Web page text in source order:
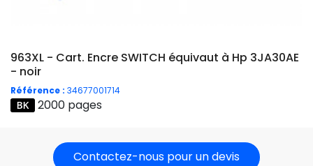
963XL - Cart. Encre SWITCH équivaut à Hp 3JA30AE
- noir
Référence : 34677001714
2000 pages
Contactez-nous pour un devis